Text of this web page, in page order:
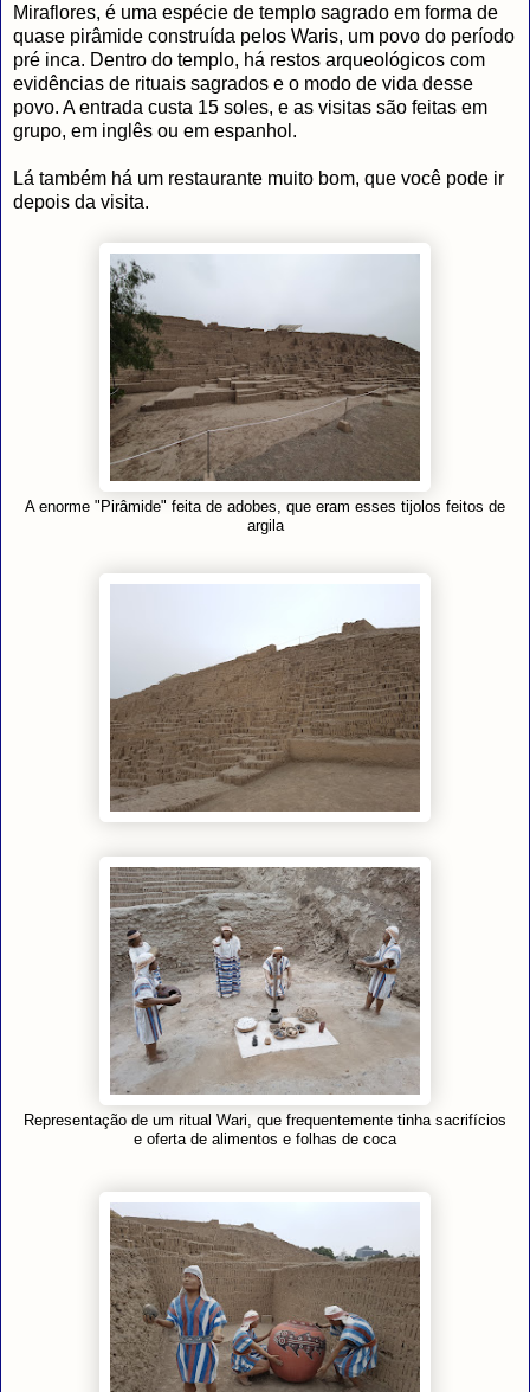
Miraflores, é uma espécie de templo sagrado em forma de
quase pirâmide construída pelos Waris, um povo do período
pré inca. Dentro do templo, há restos arqueológicos com
evidências de rituais sagrados e o modo de vida desse
povo. A entrada custa 15 soles, e as visitas são feitas em
grupo, em inglês ou em espanhol.
Lá também há um restaurante muito bom, que você pode ir
depois da visita.
A enorme "Pirâmide" feita de adobes, que eram esses tijolos feitos de
argila
Representação de um ritual Wari, que frequentemente tinha sacrifícios
e oferta de alimentos e folhas de coca